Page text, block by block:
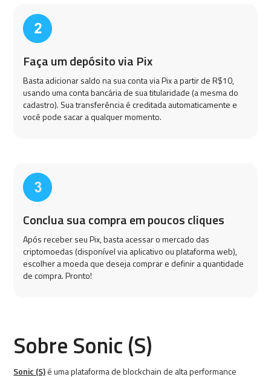
Faça um depósito via Pix
Basta adicionar saldo na sua conta via Pix a partir de R$10,
usando uma conta bancária de sua titularidade (a mesma do
cadastro). Sua transferência é creditada automaticamente e
você pode sacar a qualquer momento.
Conclua sua compra em poucos cliques
Após receber seu Pix, basta acessar o mercado das
criptomoedas (disponível via aplicativo ou plataforma web),
escolher a moeda que deseja comprar e definir a quantidade
de compra. Pronto!
Sobre Sonic (S)
Sonic (S)é uma plataforma de blockchain de alta performance